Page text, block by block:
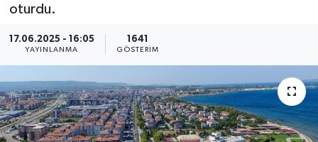
oturdu.
17.06.2025 - 16:05
YAYINLANMA
1641
GÖSTERIM
Resmi İlanlar
Sağlık